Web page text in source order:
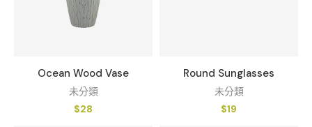
Ocean Wood Vase
未分類
$28
Round Sunglasses
未分類
$19